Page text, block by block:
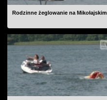
Rodzinne żeglowanie na Mikołajskim